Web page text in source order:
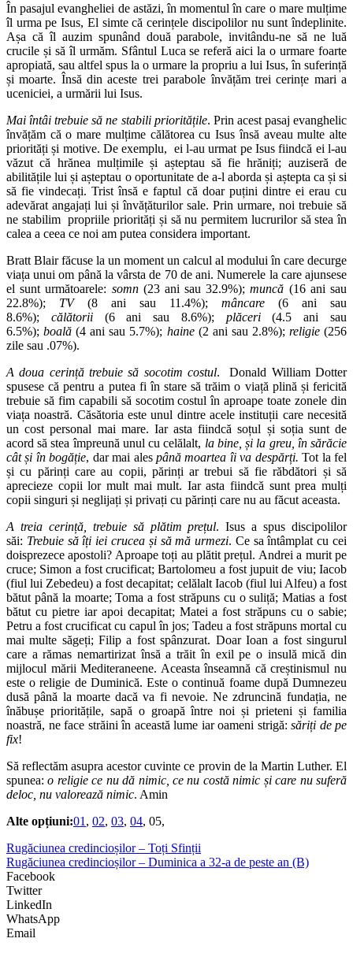
În pasajul evangheliei de astăzi, în momentul în care o mare mulțime
îl urma pe Isus, El simte că cerințele discipolilor nu sunt îndeplinite.
Așa că îl auzim spunând două parabole, invitându-ne să ne luă
crucile și să îl urmăm. Sfântul Luca se referă aici la o urmare foarte
apropiată, sau altfel spus la o urmare la propriu a lui Isus, în suferință
și moarte. Însă din aceste trei parabole învățăm trei cerințe mari a
uceniciei, a urmării lui Isus.
Mai întâi trebuie să ne stabili prioritățile. Prin acest pasaj evanghelic
învățăm că o mare mulțime călătorea cu Isus însă aveau multe alte
priorități și motive. De exemplu, ei l-au urmat pe Isus fiindcă ei l-au
văzut că hrănea mulțimile și așteptau să fie hrăniți; auziseră de
abilitățile lui și așteptau o oportunitate de a-l aborda și aștepta ca și si
să fie vindecați. Trist însă e faptul că doar puțini dintre ei erau cu
adevărat angajați lui și învățăturilor sale. Prin urmare, noi trebuie să
ne stabilim propriile priorități și să nu permitem lucrurilor să stea în
calea a ceea ce noi am putea considera important.
Bratt Blair făcuse la un moment un calcul al modului în care decurge
viața unui om până la vârsta de 70 de ani. Numerele la care ajunsese
el sunt următoarele: somn(23 ani sau 32.9%);muncă (16 ani sau
22.8%); TV(8 ani sau 11.4%); mâncare (6 ani sau
8.6%); călătorii(6 ani sau 8.6%); plăceri(4.5 ani sau
6.5%);boală (4 ani sau 5.7%); haine (2 ani sau 2.8%); religie(256
zile sau .07%).
A doua cerință trebuie să socotim costul. Donald William Dotter
spusese că pentru a putea fi în stare să trăim o viață plină și fericită
trebuie să fim capabili să socotim costul în aproape toate zonele din
viața noastră. Căsătoria este unul dintre acele instituții care necesită
un cost personal mai mare. Iar asta fiindcă soțul și soția sunt de
acord să stea împreună unul cu celălalt, la bine, și la greu, în sărăcie
cât și în bogăție, dar mai alespână moartea îi va despărți.Tot la fel
și cu părinți care au copii, părinți ar trebui să fie răbdători și să
aprecieze copii lor mult mai mult. Iar asta fiindcă sunt prea mulți
copii singuri și neglijați și privați cu părinți care nu au făcut aceasta.
A treia cerință, trebuie să plătim prețul. Isus a spus discipolilor
săi: Trebuie să îți iei crucea și să mă urmezi. Ce sa întâmplat cu cei
doisprezece apostoli? Aproape toți au plătit prețul. Andrei a murit pe
cruce; Simon a fost crucificat; Bartolomeu a fost jupuit de viu; Iacob
(fiul lui Zebedeu) a fost decapitat; celălalt Iacob (fiul lui Alfeu) a fost
bătut până la moarte; Toma a fost străpuns cu o suliță; Matias a fost
bătut cu pietre iar apoi decapitat; Matei a fost străpuns cu o sabie;
Petru a fost crucificat cu capul în jos; Tadeu a fost străpuns mortal cu
mai multe săgeți; Filip a fost spânzurat. Doar Ioan a fost singurul
care a rămas nemartirizat însă a trăit în exil pe o insulă mică din
mijlocul mării Mediteraneene. Aceasta înseamnă că creștinismul nu
este o religie de Duminică. Este o continuă foame după Dumnezeu
dusă până la moarte dacă va fi nevoie. Ne zdruncină fundația, ne
înăbușe prioritățile, sapă o groapă între noi și prieteni și familia
noastră, ne face străini în această lume iar oameni strigă: săriți de pe
fix!
Să reflectăm asupra acestor cuvinte ce provin de la Martin Luther. El
spunea:o religie ce nu dă nimic, ce nu costă nimic și care nu suferă
deloc, nu valorează nimic. Amin
Alte opțiuni:01 , 02, 03, 04, 05,
Rugăciunea credincioșilor – Toți Sfinții
Rugăciunea credincioșilor – Duminica a 32-a de peste an (B)
Facebook
Twitter
LinkedIn
WhatsApp
Email